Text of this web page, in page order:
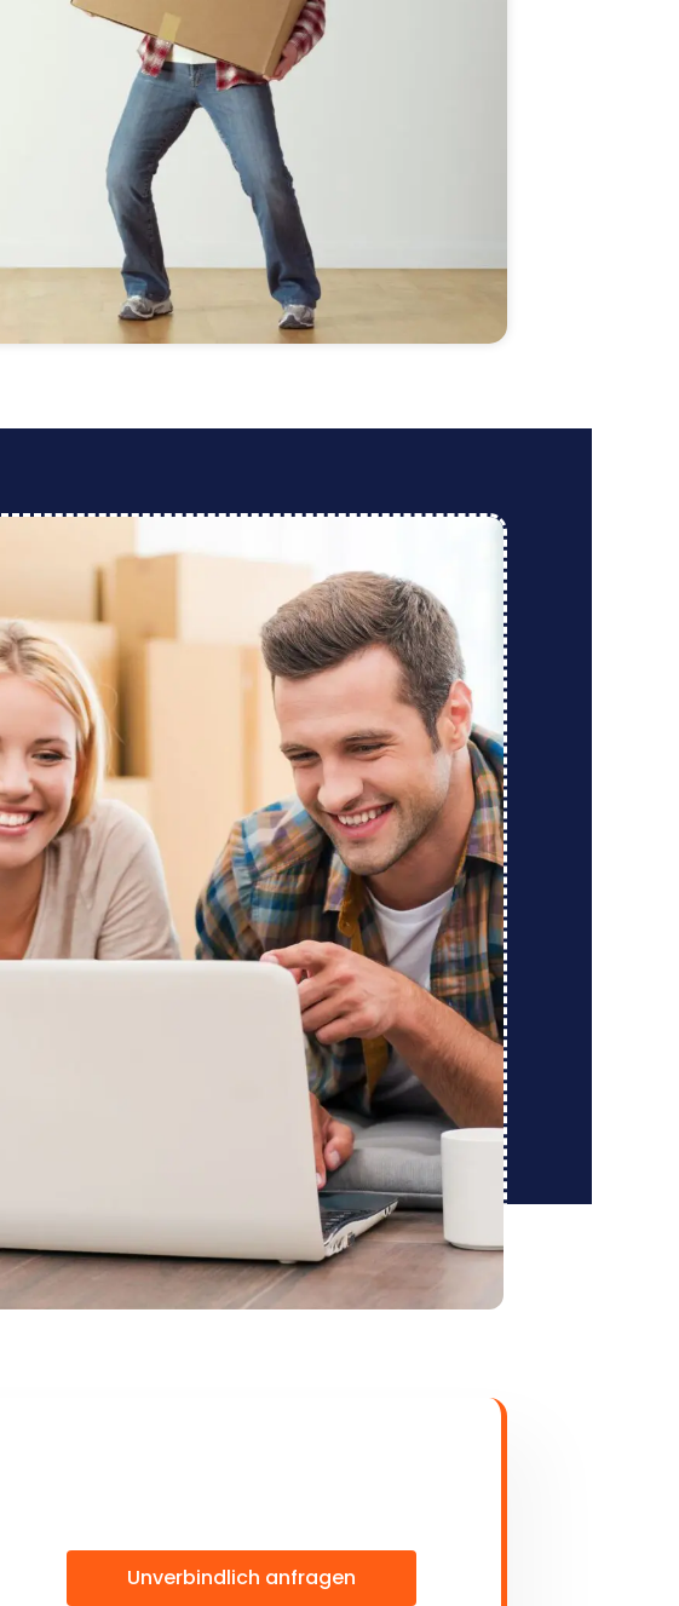
Unverbindlich anfragen